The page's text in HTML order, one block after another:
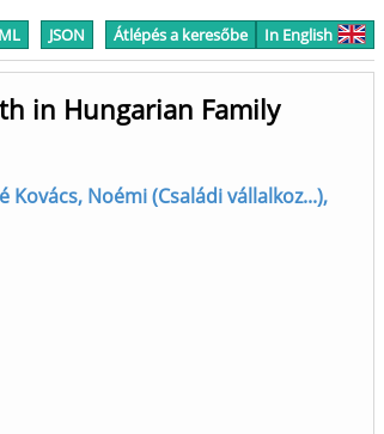
JSON Átlépés a keresőbe In English
in Hungarian Family
Kovács, Noémi (Családi vállalkoz...),